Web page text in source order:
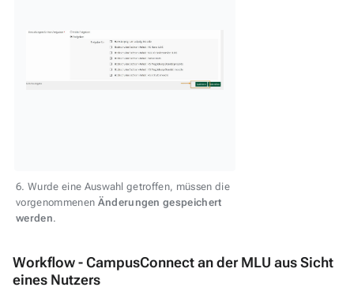
6. Wurde eine Auswahl getroffen, müssen die
vorgenommenen Änderungen gespeichert
werden.
Workflow - CampusConnect an der MLU aus Sicht
eines Nutzers